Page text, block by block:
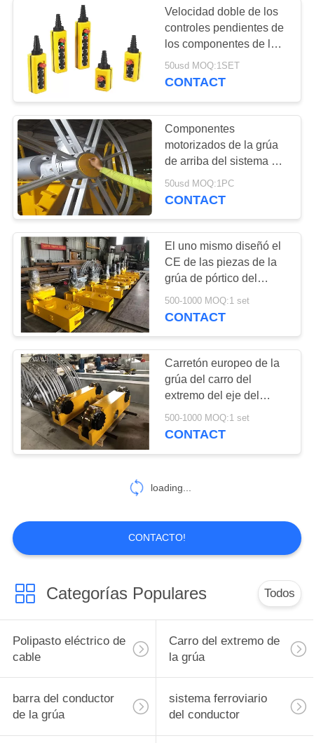
Velocidad doble de los
controles pendientes de
los componentes de la
grúa de puente del
botón de Nxac IP65
50usd MOQ:1SET
CONTACT
Componentes
motorizados de la grúa
de arriba del sistema del
carrete de cable de la
grúa al cable pesado
50usd MOQ:1PC
CONTACT
El uno mismo diseñó el
CE de las piezas de la
grúa de pórtico del
carretón del HSE del
carro del extremo y el
500-1000 MOQ:1 set
CONTACT
Carretón europeo de la
grúa del carro del
extremo del eje del
hueco del estilo para la
elevación de la grúa de
500-1000 MOQ:1 set
CONTACT
loading...
CONTACTO!
Categorías Populares Todos
Polipasto eléctrico de
cable
Carro del extremo de
la grúa
barra del conductor
de la grúa
sistema ferroviario
del conductor